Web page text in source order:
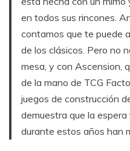
en todos sus rincones.
contamos que te puede
de los clásicos. Pero no
mesa, y con Ascension,
de la mano de TCG
juegos de construcción
demuestra que la
durante estos años han